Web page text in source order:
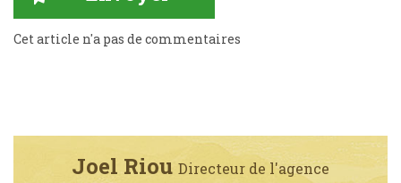
Cet article n'a pas de commentaires
Joel Riou Directeur de l'agence